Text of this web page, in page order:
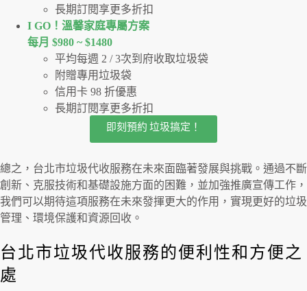
長期訂閱享更多折扣
I GO！溫馨家庭專屬方案
每月 $980 ~ $1480
平均每週 2 / 3次到府收取垃圾袋
附贈專用垃圾袋
信用卡 98 折優惠
長期訂閱享更多折扣
即刻預約 垃圾搞定！
總之，台北市垃圾代收服務在未來面臨著發展與挑戰。通過不斷
創新、克服技術和基礎設施方面的困難，並加強推廣宣傳工作，
我們可以期待這項服務在未來發揮更大的作用，實現更好的垃圾
管理、環境保護和資源回收。
台北市垃圾代收服務的便利性和方便之
處